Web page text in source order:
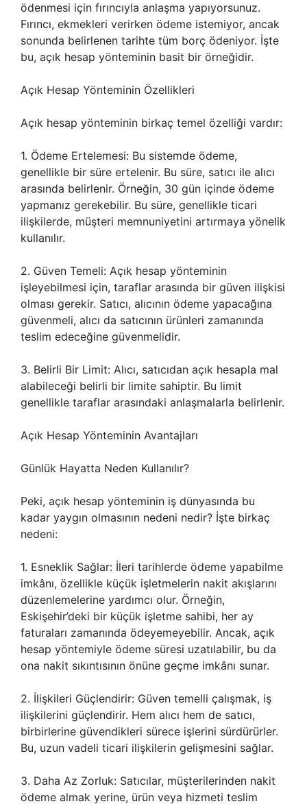
ödenmesi için fırıncıyla anlaşma yapıyorsunuz.
Fırıncı, ekmekleri verirken ödeme istemiyor, ancak
sonunda belirlenen tarihte tüm borç ödeniyor. İşte
bu, açık hesap yönteminin basit bir örneğidir.
Açık Hesap Yönteminin Özellikleri
Açık hesap yönteminin birkaç temel özelliği vardır:
1. Ödeme Ertelemesi: Bu sistemde ödeme,
genellikle bir süre ertelenir. Bu süre, satıcı ile alıcı
arasında belirlenir. Örneğin, 30 gün içinde ödeme
yapmanız gerekebilir. Bu süre, genellikle ticari
ilişkilerde, müşteri memnuniyetini artırmaya yönelik
kullanılır.
2. Güven Temeli: Açık hesap yönteminin
işleyebilmesi için, taraflar arasında bir güven ilişkisi
olması gerekir. Satıcı, alıcının ödeme yapacağına
güvenmeli, alıcı da satıcının ürünleri zamanında
teslim edeceğine güvenmelidir.
3. Belirli Bir Limit: Alıcı, satıcıdan açık hesapla mal
alabileceği belirli bir limite sahiptir. Bu limit
genellikle taraflar arasındaki anlaşmalarla belirlenir.
Açık Hesap Yönteminin Avantajları
Günlük Hayatta Neden Kullanılır?
Peki, açık hesap yönteminin iş dünyasında bu
kadar yaygın olmasının nedeni nedir? İşte birkaç
nedeni:
1. Esneklik Sağlar: İleri tarihlerde ödeme yapabilme
imkânı, özellikle küçük işletmelerin nakit akışlarını
düzenlemelerine yardımcı olur. Örneğin,
Eskişehir’deki bir küçük işletme sahibi, her ay
faturaları zamanında ödeyemeyebilir. Ancak, açık
hesap yöntemiyle ödeme süresi uzatılabilir, bu da
ona nakit sıkıntısının önüne geçme imkânı sunar.
2. İlişkileri Güçlendirir: Güven temelli çalışmak, iş
ilişkilerini güçlendirir. Hem alıcı hem de satıcı,
birbirlerine güvendikleri sürece işlerini sürdürürler.
Bu, uzun vadeli ticari ilişkilerin gelişmesini sağlar.
3. Daha Az Zorluk: Satıcılar, müşterilerinden nakit
ödeme almak yerine, ürün veya hizmeti teslim